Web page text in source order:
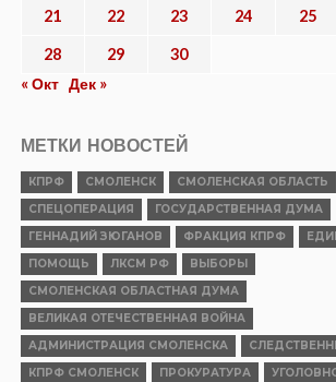
21 22 23 24 25
28 29
30
« Окт Дек »
МЕТКИ НОВОСТЕЙ
КПРФ СМОЛЕНСК СМОЛЕНСКАЯ ОБЛАСТЬ
СПЕЦОПЕРАЦИЯ
ГОСУДАРСТВЕННАЯ ДУМА
ГЕННАДИЙ ЗЮГАНОВ
ФРАКЦИЯ КПРФ
ПОМОЩЬ
ЛКСМ РФ
ВЫБОРЫ
СМОЛЕНСКАЯ ОБЛАСТНАЯ ДУМА
ВЕЛИКАЯ ОТЕЧЕСТВЕННАЯ ВОЙНА
АДМИНИСТРАЦИЯ СМОЛЕНСКА
КПРФ СМОЛЕНСК
ПРОКУРАТУРА